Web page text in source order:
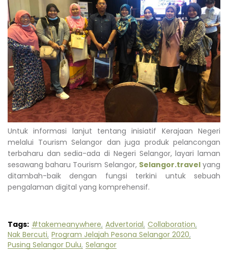
Untuk informasi lanjut tentang inisiatif Kerajaan Negeri
melalui Tourism Selangor dan juga produk pelancongan
terbaharu dan sedia-ada di Negeri Selangor, layari laman
sesawang baharu Tourism Selangor, Selangor.travelyang
ditambah-baik dengan fungsi terkini untuk sebuah
pengalaman digital yang komprehensif.
Tags: #takemeanywhere Advertorial Collaboration
Nak Bercuti Program Jelajah Pesona Selangor 2020
Pusing Selangor Dulu Selangor